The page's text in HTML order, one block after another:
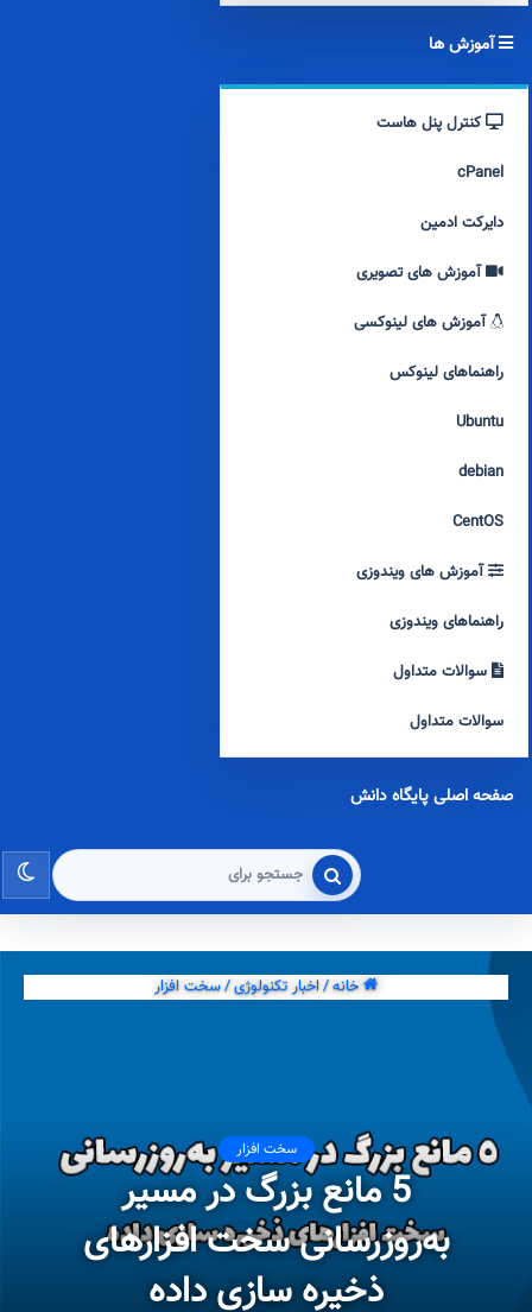
آموزش ها
کنترل پنل هاست
cPanel
دایرکت ادمین
آموزش های تصویری
آموزش های لینوکسی
راهنماهای لینوکس
Ubuntu
debian
CentOS
آموزش های ویندوزی
راهنماهای ویندوزی
سوالات متداول
سوالات متداول
صفحه اصلی پایگاه دانش
جستجو
برای
خانه/اخبار تکنولوژی/سخت افزار
سخت افزار
5 مانع بزرگ در مسیر
به‌روزرسانی سخت افزارهای
ذخیره سازی داده